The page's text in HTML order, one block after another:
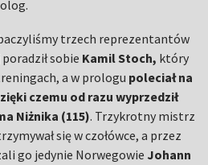
trzech reprezentantów
sobie Kamil Stoch, który
a w prologu poleciał na
czemu od razu wyprzedził
Niżnika (115). Trzykrotny mistrz
się w czołówce, a przez
go jedynie Norwegowie Johann